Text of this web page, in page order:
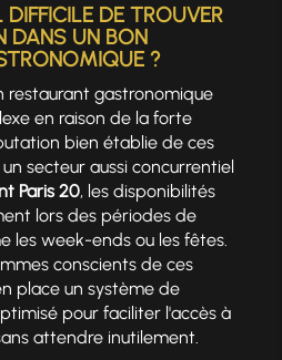
DE TROUVER
DANS UN BON
?
restaurant gastronomique
en raison de la forte
bien établie de ces
secteur aussi concurrentiel
Paris 20, les disponibilités
lors des périodes de
les week-ends ou les fêtes.
conscients de ces
place un système de
pour faciliter l'accès à
attendre inutilement.